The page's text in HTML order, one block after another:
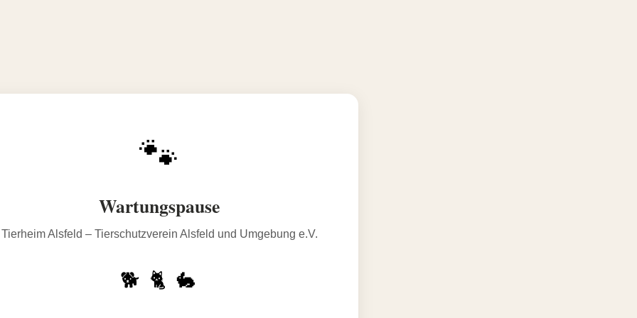
🐾
Wartungspause
Tierheim Alsfeld – Tierschutzverein Alsfeld und Umgebung e.V.
🐕 🐈 🐇